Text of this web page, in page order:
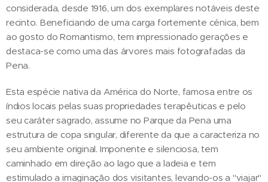
considerada, desde 1916, um dos exemplares notáveis deste
recinto. Beneficiando de uma carga fortemente cénica, bem
ao gosto do Romantismo, tem impressionado gerações e
destaca-se como uma das árvores mais fotografadas da
Pena.
Esta espécie nativa da América do Norte, famosa entre os
índios locais pelas suas propriedades terapêuticas e pelo
seu caráter sagrado, assume no Parque da Pena uma
estrutura de copa singular, diferente da que a caracteriza no
seu ambiente original. Imponente e silenciosa, tem
caminhado em direção ao lago que a ladeia e tem
estimulado a imaginação dos visitantes, levando-os a "viajar"